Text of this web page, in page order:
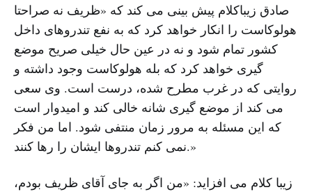
صادق زیباکلام پیش بینى مى کند که «ظریف نه صراحتا
هولوکاست را انکار خواهد کرد که به نفع تندروهاى داخل
کشور تمام شود و نه در عین حال خیلى صریح موضع
گیرى خواهد کرد که بله هولوکاست وجود داشته و
روایتى که در غرب مطرح شده، درست است. وى سعى
مى کند از موضع گیرى شانه خالى کند و امیدوار است
که این مسئله به مرور زمان منتفى شود. اما من فکر
نمى کنم تندروها ایشان را رها کنند.»
زیبا کلام مى افزاید: «من اگر به جاى آقاى ظریف بودم،